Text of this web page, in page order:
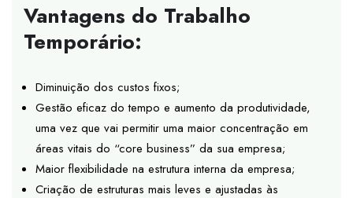
Vantagens do Trabalho
Temporário:
Diminuição dos custos fixos;
Gestão eficaz do tempo e aumento da produtividade,
uma vez que vai permitir uma maior concentração em
áreas vitais do “core business” da sua empresa;
Maior flexibilidade na estrutura interna da empresa;
Criação de estruturas mais leves e ajustadas às